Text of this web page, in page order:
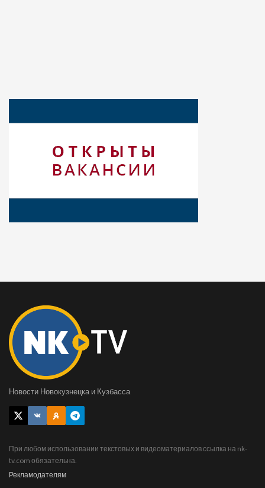
Новости Новокузнецка и Кузбасса
При любом использовании текстовых и видеоматериалов ссылка на nk-
tv.com обязательна.
Рекламодателям